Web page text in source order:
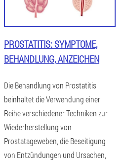
PROSTATITIS: SYMPTOME,
BEHANDLUNG, ANZEICHEN
Die Behandlung von Prostatitis
beinhaltet die Verwendung einer
Reihe verschiedener Techniken zur
Wiederherstellung von
Prostatageweben, die Beseitigung
von Entzündungen und Ursachen,